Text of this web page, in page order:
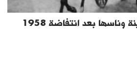
طرابلس الشام: المدينة وناسها بعد انتفاضة 1958